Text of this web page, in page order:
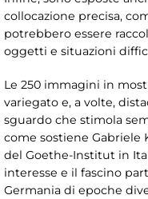
collocazione precisa,
potrebbero essere
oggetti e situazioni
Le 250 immagini in
variegato e, a volte,
sguardo che stimola
come sostiene Gabriele
del Goethe-Institut in
interesse e il fascino
Germania di epoche